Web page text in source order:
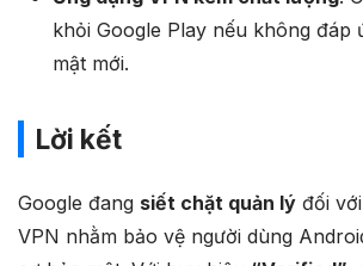
khỏi Google Play nếu không đáp
mật mới.
Lời kết
Google đang siết chặt quản lý đối
VPN nhằm bảo vệ người dùng